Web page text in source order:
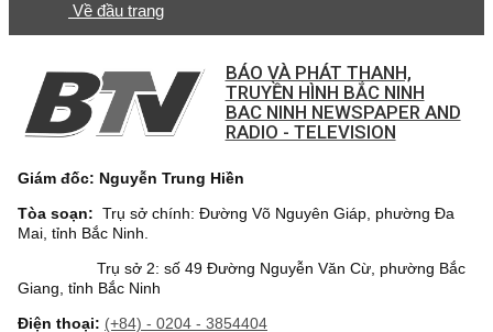
Về đầu trang
BÁO VÀ PHÁT THANH,
TRUYỀN HÌNH BẮC NINH
BAC NINH NEWSPAPER AND
RADIO - TELEVISION
Giám đốc: Nguyễn Trung Hiền
Tòa soạn: Trụ sở chính: Đường Võ Nguyên Giáp, phường Đa
Mai, tỉnh Bắc Ninh.
Trụ sở 2: số 49 Đường Nguyễn Văn Cừ, phường Bắc
Giang, tỉnh Bắc Ninh
Điện thoại: (+84) - 0204 - 3854404